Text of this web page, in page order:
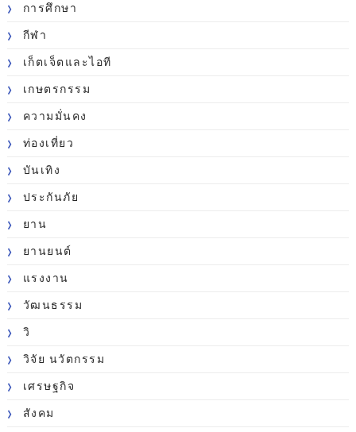
การศึกษา
กีฬา
เก็ตเจ็ตและไอที
เกษตรกรรม
ความมั่นคง
ท่องเที่ยว
บันเทิง
ประกันภัย
ยาน
ยานยนต์
แรงงาน
วัฒนธรรม
วิ
วิจัย นวัตกรรม
เศรษฐกิจ
สังคม